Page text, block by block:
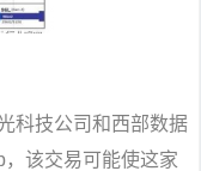
科技公司和西部数据
该交易可能使这家